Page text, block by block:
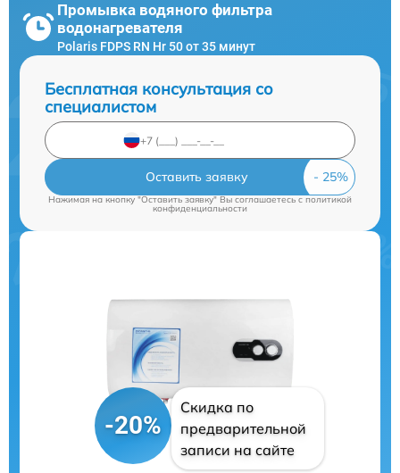
Промывка водяного фильтра
водонагревателя
Polaris FDPS RN Hr 50 от 35 минут
Бесплатная консультация со
специалистом
Оставить заявку
Нажимая на кнопку "Оставить заявку" Вы соглашаетесь cполитикой
конфиденциальности
-20%
Скидка по
предварительной
записи на сайте